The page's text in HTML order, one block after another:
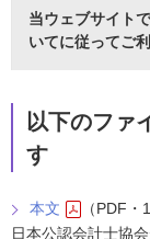
当ウェブサイト
いてに従ってご
以下のファ
す
本文
（PDF・
日本公認会計士協